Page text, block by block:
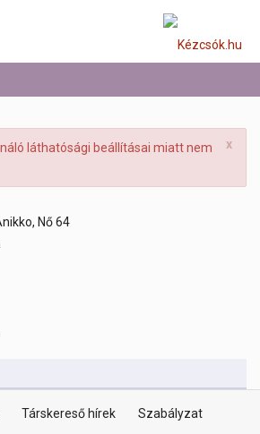
x
láthatósági beállításai miatt nem
Társkereső hírek
Szabályzat